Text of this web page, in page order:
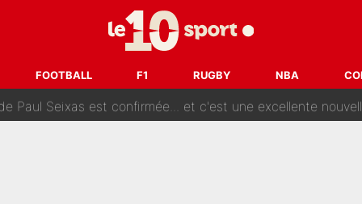
FOOTBALL F1 RUGBY NBA
ravages à Marseille : L’OM a placé 12 joueurs sur le marché des transferts…
signature au PSG : Voilà les coulisses de son transfert
Seixas est confirmée... et c'est une excellente nouvelle